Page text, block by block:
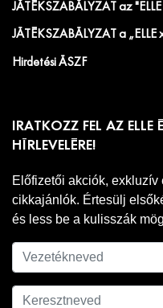
JÁTÉKSZABÁLYZAT az
JÁTÉKSZABÁLYZAT a
Hirdetési ÁSZF
IRATKOZZ FEL AZ ELLE
HÍRLEVELÉRE!
Előfizetői akciók,
cikkajánlók. Értesülj
és less be a kulisszák